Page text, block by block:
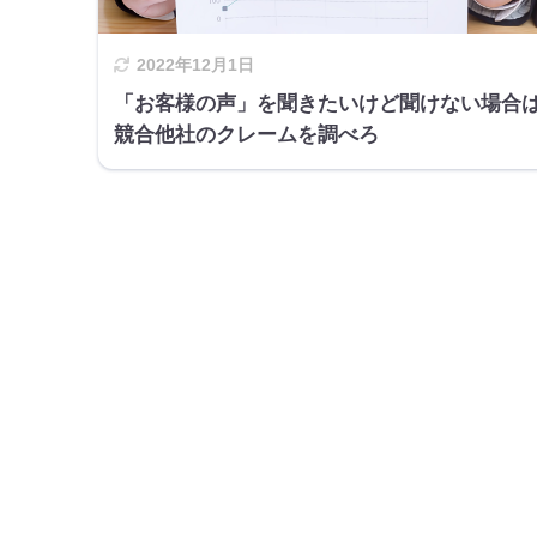
2022年12月1日
「お客様の声」を聞きたいけど聞けない場合
競合他社のクレームを調べろ